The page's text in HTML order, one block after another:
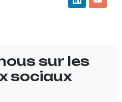
sur les
sociaux